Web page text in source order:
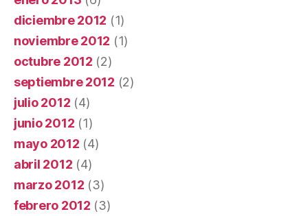
diciembre 2012 (1)
noviembre 2012 (1)
octubre 2012 (2)
septiembre 2012 (2)
julio 2012 (4)
junio 2012 (1)
mayo 2012 (4)
abril 2012 (4)
marzo 2012 (3)
febrero 2012 (3)